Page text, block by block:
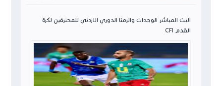
البث المباشر الوحدات والرمثا الدوري الاردني للمحترفين لكرة
القدم CFI